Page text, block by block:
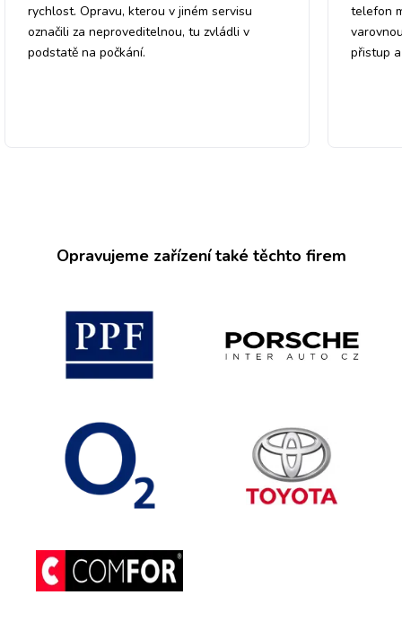
rychlost. Opravu, kterou v jiném servisu
označili za neproveditelnou, tu zvládli v
podstatě na počkání.
telefon
přistup
Opravujeme zařízení také těchto firem